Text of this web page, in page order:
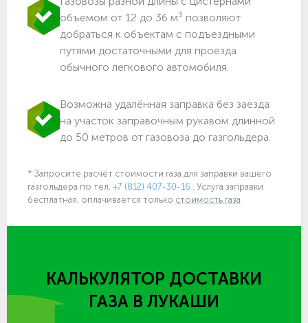
объемом от 12 до 36 м3 позволяют
добраться к объектам c подъездными
путями достаточными для проезда
обычного легкового автомобиля.
Возможна удалённая заправка без заезда
на участок заправочным рукавом длинной
до 50 метров от газовоза до газгольдера.
* Запросите расчёт стоимости газа для заправки вашего
газгольдера по тел. +7 (812) 407-30-16 . Услуга заправки
бесплатная, оплачивается только стоимость газа
КАЛЬКУЛЯТОР ДОСТАВКИ
ГАЗА В ЛУКАШИ